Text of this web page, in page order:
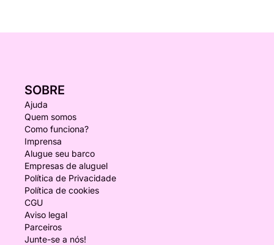
SOBRE
Ajuda
Quem somos
Como funciona?
Imprensa
Alugue seu barco
Empresas de aluguel
Política de Privacidade
Política de cookies
CGU
Aviso legal
Parceiros
Junte-se a nós!